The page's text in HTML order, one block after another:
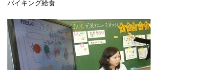
バイキング給食